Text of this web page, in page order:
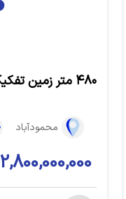
۴۸۰ متر زمین تفکیک شده مهندسی
محمودآباد
2,800,000,000 تومــان